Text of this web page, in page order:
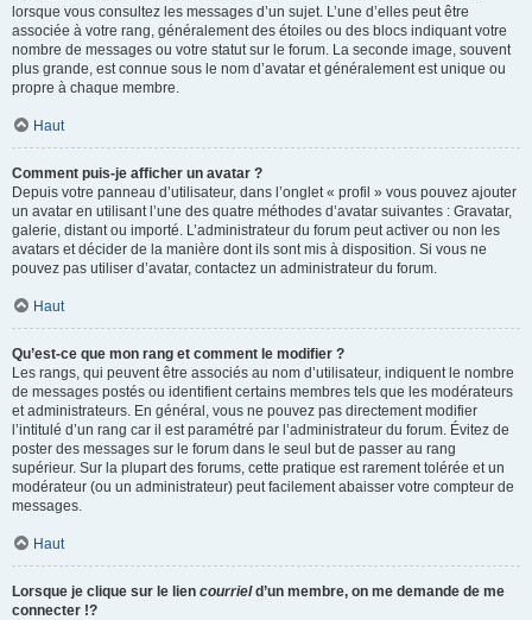
lorsque vous consultez les messages d’un sujet. L’une d’elles peut être
associée à votre rang, généralement des étoiles ou des blocs indiquant votre
nombre de messages ou votre statut sur le forum. La seconde image, souvent
plus grande, est connue sous le nom d’avatar et généralement est unique ou
propre à chaque membre.
Haut
Comment puis-je afficher un avatar ?
Depuis votre panneau d’utilisateur, dans l’onglet « profil » vous pouvez ajouter
un avatar en utilisant l’une des quatre méthodes d’avatar suivantes : Gravatar,
galerie, distant ou importé. L’administrateur du forum peut activer ou non les
avatars et décider de la manière dont ils sont mis à disposition. Si vous ne
pouvez pas utiliser d’avatar, contactez un administrateur du forum.
Haut
Qu’est-ce que mon rang et comment le modifier ?
Les rangs, qui peuvent être associés au nom d’utilisateur, indiquent le nombre
de messages postés ou identifient certains membres tels que les modérateurs
et administrateurs. En général, vous ne pouvez pas directement modifier
l’intitulé d’un rang car il est paramétré par l’administrateur du forum. Évitez de
poster des messages sur le forum dans le seul but de passer au rang
supérieur. Sur la plupart des forums, cette pratique est rarement tolérée et un
modérateur (ou un administrateur) peut facilement abaisser votre compteur de
messages.
Haut
Lorsque je clique sur le lien courrield’un membre, on me demande de me
connecter !?